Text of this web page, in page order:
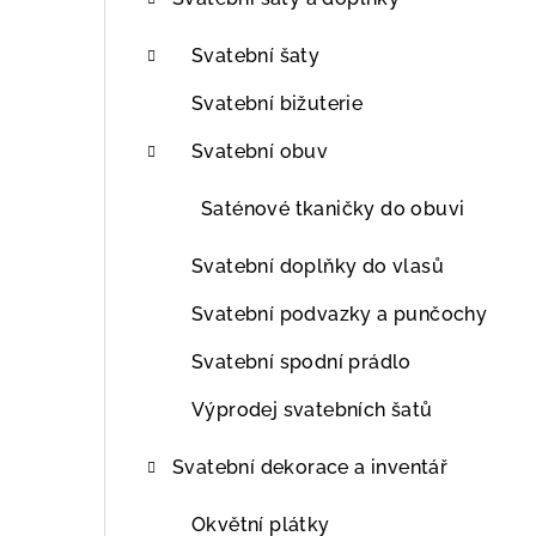
Svatební šaty
Svatební bižuterie
Svatební obuv
Saténové tkaničky do obuvi
Svatební doplňky do vlasů
Svatební podvazky a punčochy
Svatební spodní prádlo
Výprodej svatebních šatů
Svatební dekorace a inventář
Okvětní plátky